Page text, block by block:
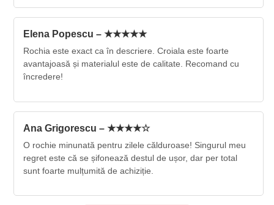
Elena Popescu – ★★★★★
Rochia este exact ca în descriere. Croiala este foarte
avantajoasă și materialul este de calitate. Recomand cu
încredere!
Ana Grigorescu – ★★★★☆
O rochie minunată pentru zilele călduroase! Singurul meu
regret este că se șifonează destul de ușor, dar per total
sunt foarte mulțumită de achiziție.